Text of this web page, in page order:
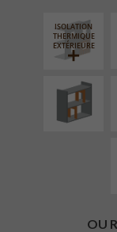
ISOLATION
THERMIQUE
EXTÉRIEURE
RÉAMÉNAGEMENT
INTÉRIEUR
OU